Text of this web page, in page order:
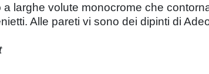
a larghe volute monocrome che
Alle pareti vi sono dei dipinti di